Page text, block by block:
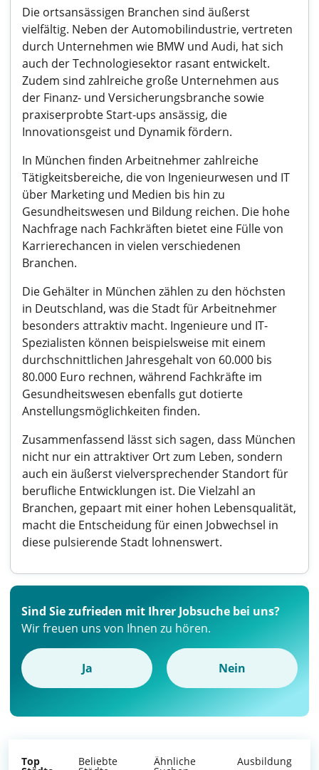
Die ortsansässigen Branchen sind äußerst
vielfältig. Neben der Automobilindustrie, vertreten
durch Unternehmen wie BMW und Audi, hat sich
auch der Technologiesektor rasant entwickelt.
Zudem sind zahlreiche große Unternehmen aus
der Finanz- und Versicherungsbranche sowie
praxiserprobte Start-ups ansässig, die
Innovationsgeist und Dynamik fördern.
In München finden Arbeitnehmer zahlreiche
Tätigkeitsbereiche, die von Ingenieurwesen und IT
über Marketing und Medien bis hin zu
Gesundheitswesen und Bildung reichen. Die hohe
Nachfrage nach Fachkräften bietet eine Fülle von
Karrierechancen in vielen verschiedenen
Branchen.
Die Gehälter in München zählen zu den höchsten
in Deutschland, was die Stadt für Arbeitnehmer
besonders attraktiv macht. Ingenieure und IT-
Spezialisten können beispielsweise mit einem
durchschnittlichen Jahresgehalt von 60.000 bis
80.000 Euro rechnen, während Fachkräfte im
Gesundheitswesen ebenfalls gut dotierte
Anstellungsmöglichkeiten finden.
Zusammenfassend lässt sich sagen, dass München
nicht nur ein attraktiver Ort zum Leben, sondern
auch ein äußerst vielversprechender Standort für
berufliche Entwicklungen ist. Die Vielzahl an
Branchen, gepaart mit einer hohen Lebensqualität,
macht die Entscheidung für einen Jobwechsel in
diese pulsierende Stadt lohnenswert.
Sind Sie zufrieden mit Ihrer Jobsuche bei uns?
Wir freuen uns von Ihnen zu hören.
Ja Nein
Top Beliebte Ähnliche Ausbildung